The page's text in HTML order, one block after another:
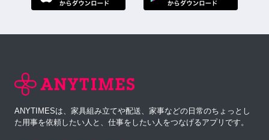
ANYTIMESは、家具組み立てや配送、家事などの日常のちょっとし
た用事を依頼したい人と、仕事をしたい人をつなげるアプリです。